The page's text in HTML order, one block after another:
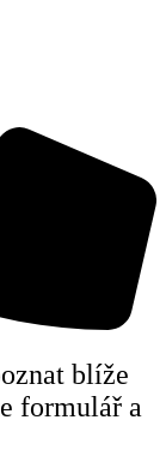
blíže
formulář a